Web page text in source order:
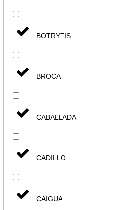
BOTRYTIS
BROCA
CABALLADA
CADILLO
CAIGUA